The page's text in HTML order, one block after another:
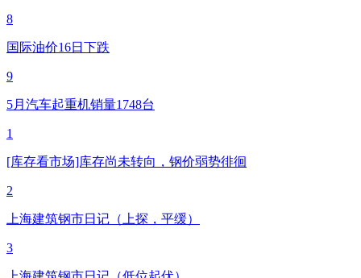
8
国际油价16日下跌
9
5月汽车起重机销量1748台
1
[库存看市场]库存尚未转向，钢价弱势徘徊
2
上海建筑钢市日记（上探，平缓）
3